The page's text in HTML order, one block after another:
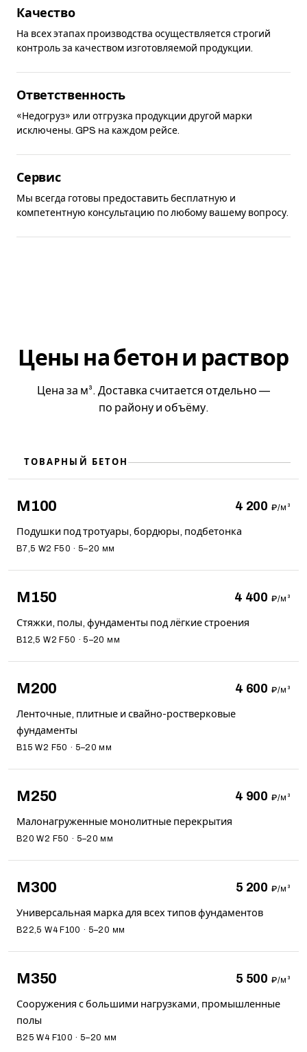
Качество
На всех этапах производства осуществляется строгий
контроль за качеством изготовляемой продукции.
Ответственность
«Недогруз» или отгрузка продукции другой марки
исключены. GPS на каждом рейсе.
Сервис
Мы всегда готовы предоставить бесплатную и
компетентную консультацию по любому вашему вопросу.
Цены на бетон и раствор
Цена за м³. Доставка считается отдельно —
по району и объёму.
ТОВАРНЫЙ БЕТОН
М100
Подушки под тротуары, бордюры, подбетонка
B7,5 W2 F50 · 5–20 мм
4 200 ₽/м³
М150
Стяжки, полы, фундаменты под лёгкие строения
B12,5 W2 F50 · 5–20 мм
4 400 ₽/м³
М200
Ленточные, плитные и свайно-ростверковые
фундаменты
B15 W2 F50 · 5–20 мм
4 600 ₽/м³
М250
Малонагруженные монолитные перекрытия
B20 W2 F50 · 5–20 мм
4 900 ₽/м³
М300
Универсальная марка для всех типов фундаментов
B22,5 W4 F100 · 5–20 мм
5 200 ₽/м³
М350
Сооружения с большими нагрузками, промышленные
полы
B25 W4 F100 · 5–20 мм
5 500 ₽/м³